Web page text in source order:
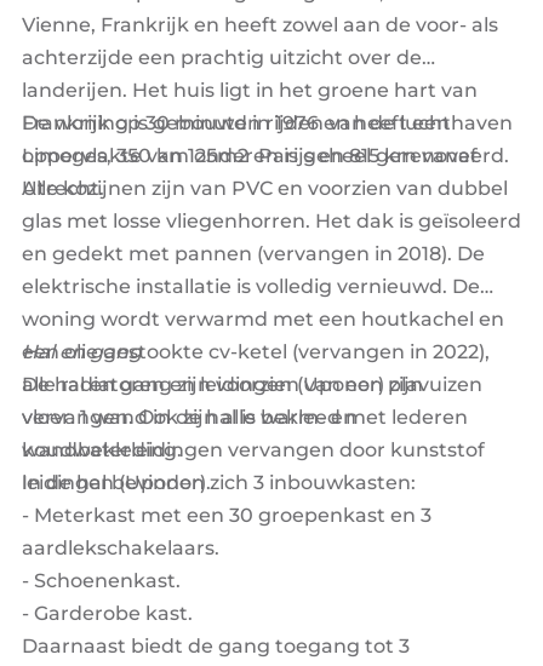
Vienne, Frankrijk en heeft zowel aan de voor- als
achterzijde een prachtig uitzicht over de
landerijen. Het huis ligt in het groene hart van
Frankrijk op 30 minuten rijden van de luchthaven
Limoges, 350 km onder Parijs en 815 km vanaf
Utrecht.
De woning is gebouwd in 1976 en heeft een
oppervlakte van 125m2 en is geheel gerenoveerd.
Alle kozijnen zijn van PVC en voorzien van dubbel
glas met losse vliegenhorren. Het dak is geïsoleerd
en gedekt met pannen (vervangen in 2018). De
elektrische installatie is volledig vernieuwd. De
woning wordt verwarmd met een houtkachel en
een olie gestookte cv-ketel (vervangen in 2022),
alle radiatoren en leidingen (Uponor) zijn
vervangen. Ook zijn alle warm- en
koudwaterleidingen vervangen door kunststof
leidingen (Uponor).
Hal en gang
De hal en gang zijn voorzien van een plavuizen
vloer. 1 wand in de hal is bekleed met lederen
wandbekleding.
In de hal bevinden zich 3 inbouwkasten:
- Meterkast met een 30 groepenkast en 3
aardlekschakelaars.
- Schoenenkast.
- Garderobe kast.
Daarnaast biedt de gang toegang tot 3